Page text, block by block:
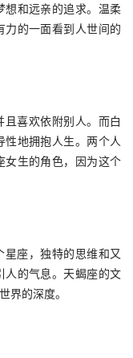
想和远亲的追求。温柔
力的一面看到人世间的
喜欢依附别人。而白
地拥抱人生。两个人
女生的角色，因为这个
座，独特的思维和又
人的气息。天蝎座的文
界的深度。